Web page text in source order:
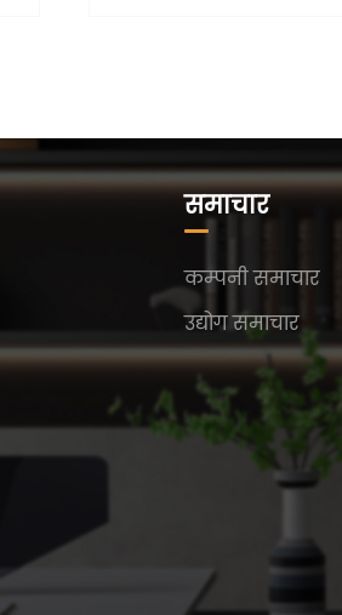
समाचार
कम्पनी समाचार
उद्योग समाचार